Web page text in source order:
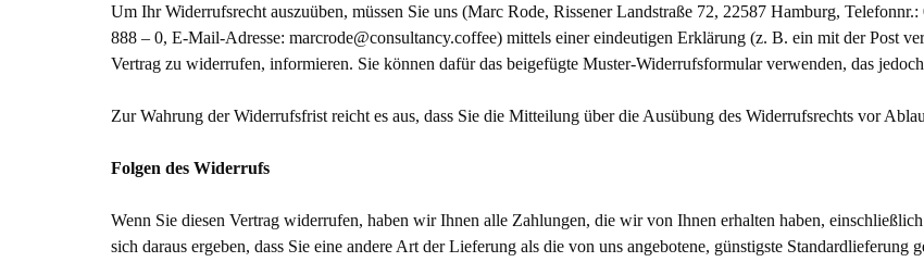
Um Ihr Widerrufsrecht auszuüben, müssen Sie uns (Marc Rode, Rissener Landstraße 72, 22587 Hamburg,
888 – 0, E-Mail-Adresse: marcrode@consultancy.coffee) mittels einer eindeutigen Erklärung (z. B. ein mit der Post
Vertrag zu widerrufen, informieren. Sie können dafür das beigefügte Muster-Widerrufsformular verwenden, das
Zur Wahrung der Widerrufsfrist reicht es aus, dass Sie die Mitteilung über die Ausübung des Widerrufsrechts vor
Folgen des Widerrufs
Wenn Sie diesen Vertrag widerrufen, haben wir Ihnen alle Zahlungen, die wir von Ihnen erhalten haben,
sich daraus ergeben, dass Sie eine andere Art der Lieferung als die von uns angebotene, günstigste Standardlieferung